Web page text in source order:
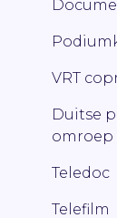
VRT
Duitse
omroep
Teledoc
Telefilm